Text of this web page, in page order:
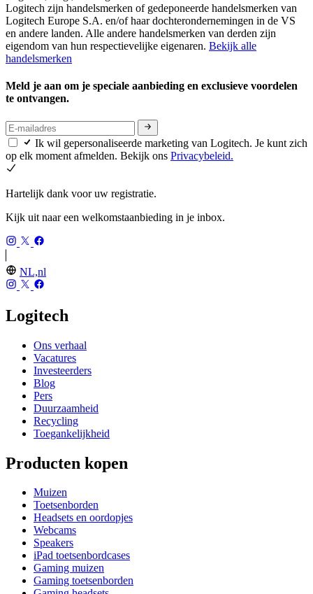
Logitech zijn handelsmerken of gedeponeerde handelsmerken van
Logitech Europe S.A. en/of haar dochterondernemingen in de VS
en andere landen. Alle andere handelsmerken van derden zijn
eigendom van hun respectievelijke eigenaren. Bekijk alle
handelsmerken
Meld je aan om je speciale aanbieding en exclusieve voordelen
te ontvangen.
Ik wil gepersonaliseerde marketing van Logitech. Je kunt zich
op elk moment afmelden. Bekijk ons Privacybeleid.
Hartelijk dank voor uw registratie.
Kijk uit naar een welkomstaanbieding in je inbox.
NL,nl
Logitech
Ons verhaal
Vacatures
Investeerders
Blog
Pers
Duurzaamheid
Recycling
Toegankelijkheid
Producten kopen
Muizen
Toetsenborden
Headsets en oordopjes
Webcams
Speakers
iPad toetsenbordcases
Gaming muizen
Gaming toetsenborden